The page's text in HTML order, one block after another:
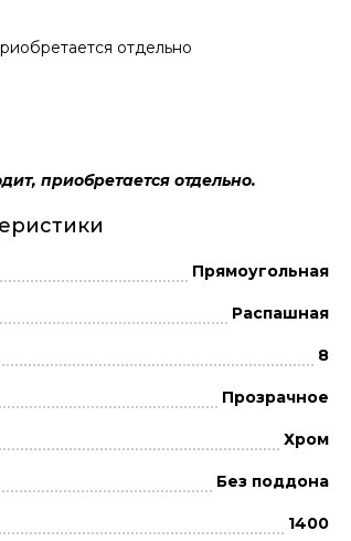
отдельно
приобретается отдельно.
Прямоугольная
Распашная
8
Прозрачное
Хром
Без поддона
1400